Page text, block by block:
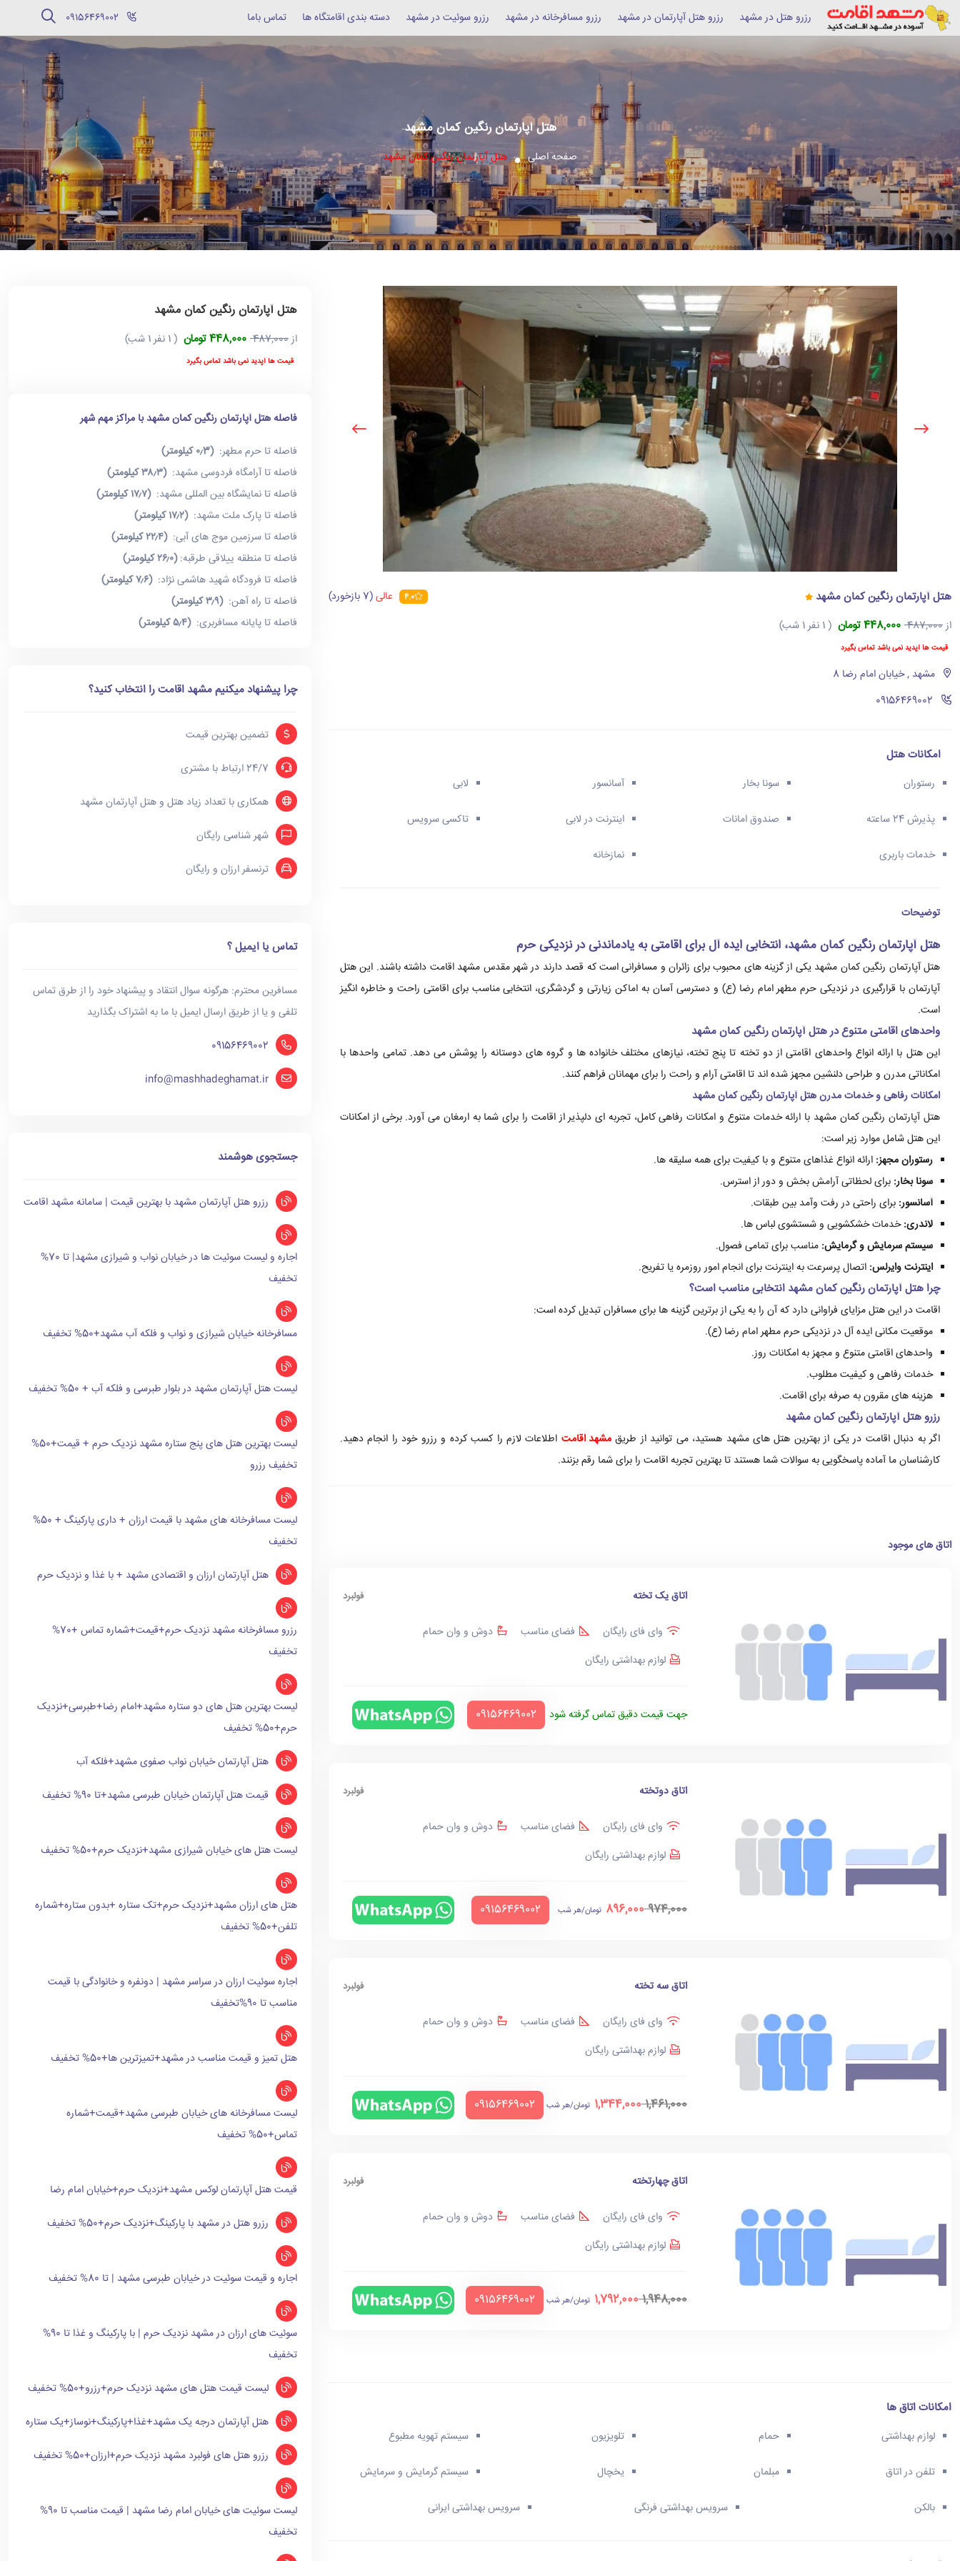
رزرو هتل در مشهد رزرو هتل آپارتمان در مشهد رزرو مسافرخانه در مشهد رزرو سوئیت در مشهد دسته بندی اقامتگاه ها تماس باما
هتل آپارتمان رنگین کمان مشهد
صفحه اصلی هتل آپارتمان رنگین کمان مشهد
هتل آپارتمان رنگین کمان مشهد
از487,000 448,000 تومان ( 1 نفر 1 شب)
قیمت ها آپدید نمی باشد تماس بگیرد
مشهد , خیابان امام رضا 8
‪09156469002‬
4.0 عالی(7 بازخورد)
امکانات هتل
رستوران سونا بخار آسانسور لابی
پذیرش 24 ساعته صندوق امانات اینترنت در لابی تاکسی سرویس
خدمات باربری نمازخانه
توضیحات
هتل آپارتمان رنگین کمان مشهد، انتخابی ایده آل برای اقامتی به یادماندنی در نزدیکی حرم
هتل آپارتمان رنگین کمان مشهد یکی از گزینه های محبوب برای زائران و مسافرانی است که قصد دارند در شهر مقدس مشهد اقامت داشته باشند. این هتل
آپارتمان با قرارگیری در نزدیکی حرم مطهر امام رضا (ع) و دسترسی آسان به اماکن زیارتی و گردشگری، انتخابی مناسب برای اقامتی راحت و خاطره انگیز
است.
واحدهای اقامتی متنوع در هتل آپارتمان رنگین کمان مشهد
این هتل با ارائه انواع واحدهای اقامتی از دو تخته تا پنج تخته، نیازهای مختلف خانواده ها و گروه های دوستانه را پوشش می دهد. تمامی واحدها با
امکاناتی مدرن و طراحی دلنشین مجهز شده اند تا اقامتی آرام و راحت را برای مهمانان فراهم کنند.
امکانات رفاهی و خدمات مدرن هتل آپارتمان رنگین کمان مشهد
هتل آپارتمان رنگین کمان مشهد با ارائه خدمات متنوع و امکانات رفاهی کامل، تجربه ای دلپذیر از اقامت را برای شما به ارمغان می آورد. برخی از امکانات
این هتل شامل موارد زیر است:
رستوران مجهز: ارائه انواع غذاهای متنوع و با کیفیت برای همه سلیقه ها.
سونا بخار: برای لحظاتی آرامش بخش و دور از استرس.
آسانسور: برای راحتی در رفت وآمد بین طبقات.
لاندری:خدمات خشکشویی و شستشوی لباس ها.
سیستم سرمایش و گرمایش: مناسب برای تمامی فصول.
اینترنت وایرلس: اتصال پرسرعت به اینترنت برای انجام امور روزمره یا تفریح.
چرا هتل آپارتمان رنگین کمان مشهد انتخابی مناسب است؟
اقامت در این هتل مزایای فراوانی دارد که آن را به یکی از برترین گزینه ها برای مسافران تبدیل کرده است:
موقعیت مکانی ایده آل در نزدیکی حرم مطهر امام رضا (ع).
واحدهای اقامتی متنوع و مجهز به امکانات روز.
خدمات رفاهی و کیفیت مطلوب.
هزینه های مقرون به صرفه برای اقامت.
رزرو هتل آپارتمان رنگین کمان مشهد
اگر به دنبال اقامت در یکی از بهترین هتل های مشهد هستید، می توانید از طریقمشهد اقامت اطلاعات لازم را کسب کرده و رزرو خود را انجام دهید.
کارشناسان ما آماده پاسخگویی به سوالات شما هستند تا بهترین تجربه اقامت را برای شما رقم بزنند.
اتاق های موجود
اتاق یک تخته فولبرد
وای فای رایگان فضای مناسب
دوش و وان حمام
لوازم بهداشتی رایگان
جهت قیمت دقیق تماس گرفته شود ‪09156469002‬
اتاق دوتخته فولبرد
وای فای رایگان فضای مناسب
دوش و وان حمام
لوازم بهداشتی رایگان
974,000
896,000 تومان/هر شب ‪09156469002‬
اتاق سه تخته فولبرد
وای فای رایگان فضای مناسب
دوش و وان حمام
لوازم بهداشتی رایگان
1,461,000
1,344,000 تومان/هر شب ‪09156469002‬
اتاق چهارتخته فولبرد
وای فای رایگان فضای مناسب
دوش و وان حمام
لوازم بهداشتی رایگان
1,948,000
1,792,000 تومان/هر شب ‪09156469002‬
امکانات اتاق ها
لوازم بهداشتی حمام تلویزیون سیستم تهویه مطبوع
تلفن در اتاق مبلمان یخچال سیستم گرمایش و سرمایش
بالکن سرویس بهداشتی فرنگی سرویس بهداشتی ایرانی
هتل آپارتمان رنگین کمان مشهد
از487,000 448,000 تومان ( 1 نفر 1 شب)
قیمت ها آپدید نمی باشد تماس بگیرد
فاصله هتل آپارتمان رنگین کمان مشهد با مراکز مهم شهر
فاصله تا حرم مطهر:(۰٫3 کیلومتر)
فاصله تا آرامگاه فردوسی مشهد:(۳۸٫۳ کیلومتر)
فاصله تا نمایشگاه بین المللی مشهد:(۱۷٫۷ کیلومتر)
فاصله تا پارک ملت مشهد:(۱۷٫۲ کیلومتر)
فاصله تا سرزمین موج های آبی:(۲۲٫۴ کیلومتر)
فاصله تا منطقه ییلاقی طرقبه:(۲۶٫۰ کیلومتر)
فاصله تا فرودگاه شهید هاشمی نژاد:(۷٫۶ کیلومتر)
فاصله تا راه آهن:(۳٫۹ کیلومتر)
فاصله تا پایانه مسافربری:(۵٫۴ کیلومتر)
چرا پیشنهاد میکنیم مشهد اقامت را انتخاب کنید؟
تضمین بهترین قیمت
24/7 ارتباط با مشتری
همکاری با تعداد زیاد هتل و هتل آپارتمان مشهد
شهر شناسی رایگان
ترنسفر ارزان و رایگان
تماس یا ایمیل ؟
مسافرین محترم: هرگونه سوال انتقاد و پیشنهاد خود را از طرق تماس
تلفی و یا از طریق ارسال ایمیل با ما به اشتراک بگذارید
09156469002
info@mashhadeghamat.ir
جستجوی هوشمند
رزرو هتل آپارتمان مشهد با بهترین قیمت | سامانه مشهد اقامت
اجاره و لیست سوئیت ها در خیابان نواب و شیرازی مشهد| تا 70%
تخفیف
مسافرخانه خیابان شیرازی و نواب و فلکه آب مشهد+50% تخفیف
لیست هتل آپارتمان مشهد در بلوار طبرسی و فلکه آب + 50% تخفیف
لیست بهترین هتل های پنج ستاره مشهد نزدیک حرم + قیمت+50%
تخفیف رزرو
لیست مسافرخانه های مشهد با قیمت ارزان + داری پارکینگ + 50%
تخفیف
هتل آپارتمان ارزان و اقتصادی مشهد + با غذا و نزدیک حرم
رزرو مسافرخانه مشهد نزدیک حرم+قیمت+شماره تماس +70%
تخفیف
لیست بهترین هتل های دو ستاره مشهد+امام رضا+طبرسی+نزدیک
حرم+50% تخفیف
هتل آپارتمان خیابان نواب صفوی مشهد+فلکه آب
قیمت هتل آپارتمان خیابان طبرسی مشهد+تا 90% تخفیف
لیست هتل های خیابان شیرازی مشهد+نزدیک حرم+50% تخفیف
هتل های ارزان مشهد+نزدیک حرم+تک ستاره +بدون ستاره+شماره
تلفن+50% تخفیف
اجاره سوئیت ارزان در سراسر مشهد | دونفره و خانوادگی با قیمت
مناسب تا 90%تخفیف
هتل تمیز و قیمت مناسب در مشهد+تمیزترین ها+50% تخفیف
لیست مسافرخانه های خیابان طبرسی مشهد+قیمت+شماره
تماس+50% تخفیف
قیمت هتل آپارتمان لوکس مشهد+نزدیک حرم+خیابان امام رضا
رزرو هتل در مشهد با پارکینگ+نزدیک حرم+50% تخفیف
اجاره و قیمت سوئیت در خیابان طبرسی مشهد | تا 80% تخفیف
سوئیت های ارزان در مشهد نزدیک حرم | با پارکینگ و غذا تا 90%
تخفیف
لیست قیمت هتل های مشهد نزدیک حرم+رزرو+50% تخفیف
هتل آپارتمان درجه یک مشهد+غذا+پارکینگ+نوساز+یک ستاره
رزرو هتل های فولبرد مشهد نزدیک حرم+ارزان+50% تخفیف
لیست سوئیت های خیابان امام رضا مشهد | قیمت مناسب تا 90%
تخفیف